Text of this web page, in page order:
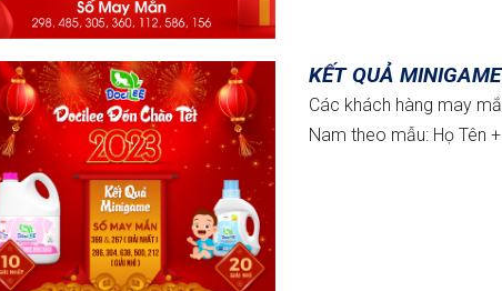
KẾT QUẢ
Các khách hàng may
Nam theo mẫu: Họ Tên